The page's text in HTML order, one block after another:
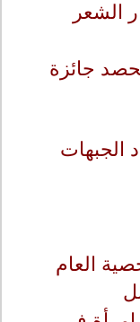
الشعر
جائزة
الجبهات
العام